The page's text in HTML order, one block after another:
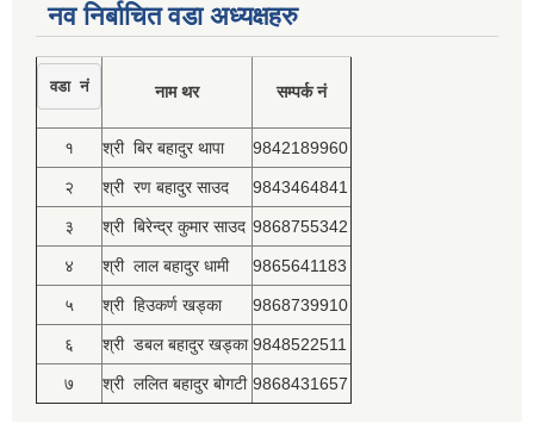
नव निर्बाचित वडा अध्यक्षहरु
वडा नं नाम थर सम्पर्क नं
१ श्री बिर बहादुर थापा 9842189960
२ श्री रण बहादुर साउद 9843464841
३ श्री बिरेन्द्र कुमार साउद 9868755342
४ श्री लाल बहादुर धामी 9865641183
५ श्री हिउकर्ण खड्का 9868739910
६ श्री डबल बहादुर खड्का 9848522511
७ श्री ललित बहादुर बोगटी 9868431657